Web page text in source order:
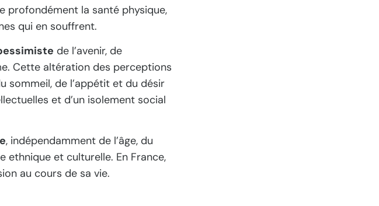
profondément la santé physique,
qui en souffrent.
de l’avenir, de
Cette altération des perceptions
sommeil, de l’appétit et du désir
et d’un isolement social
, indépendamment de l’âge, du
ethnique et culturelle. En France,
au cours de sa vie.